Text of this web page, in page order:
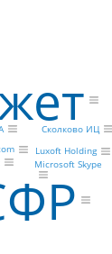
Luxoft Holding
Сколково ИЦ
Microsoft Skype